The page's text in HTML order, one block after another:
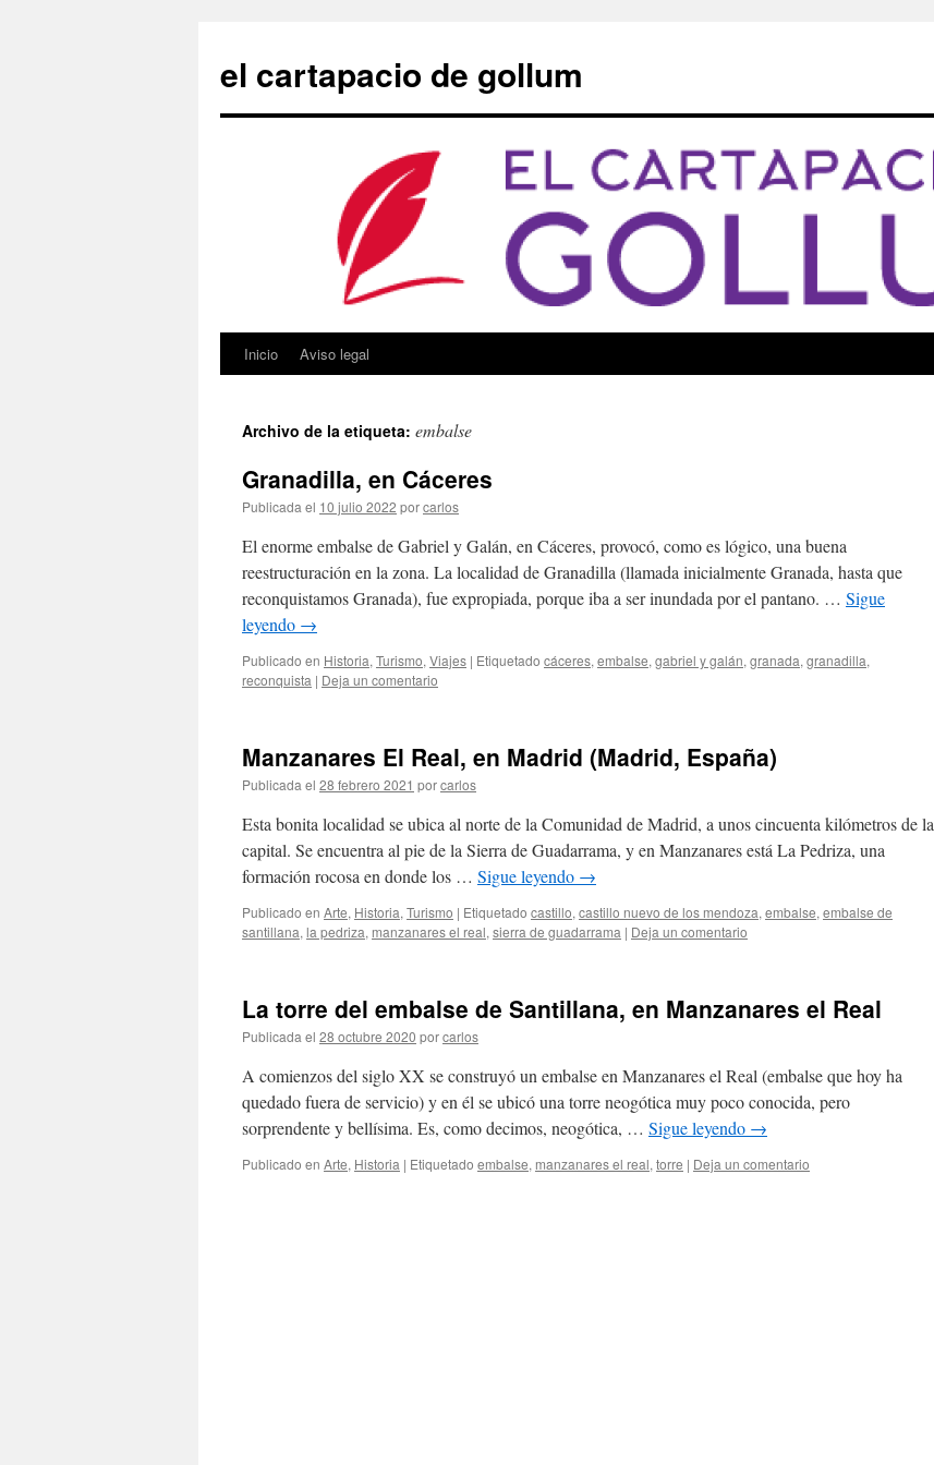
contenido
el cartapacio de gollum
Inicio Aviso legal
Archivo de la etiqueta: embalse
Granadilla, en Cáceres
Publicada el 10 julio 2022 porcarlos
El enorme embalse de Gabriel y Galán, en Cáceres, provocó, como es lógico, una buena
reestructuración en la zona. La localidad de Granadilla (llamada inicialmente Granada, hasta que
reconquistamos Granada), fue expropiada, porque iba a ser inundada por el pantano. … Sigue
leyendo →
Publicado en Historia, Turismo, Viajes | Etiquetado cáceres, embalse, gabriel y galán, granada, granadilla,
reconquista | Deja un comentario
Manzanares El Real, en Madrid (Madrid, España)
Publicada el 28 febrero 2021 porcarlos
Esta bonita localidad se ubica al norte de la Comunidad de Madrid, a unos cincuenta kilómetros de la
capital. Se encuentra al pie de la Sierra de Guadarrama, y en Manzanares está La Pedriza, una
formación rocosa en donde los … Sigue leyendo →
Publicado en Arte, Historia, Turismo | Etiquetado castillo, castillo nuevo de los mendoza, embalse, embalse de
santillana, la pedriza, manzanares el real, sierra de guadarrama | Deja un comentario
La torre del embalse de Santillana, en Manzanares el Real
Publicada el 28 octubre 2020 porcarlos
A comienzos del siglo XX se construyó un embalse en Manzanares el Real (embalse que hoy ha
quedado fuera de servicio) y en él se ubicó una torre neogótica muy poco conocida, pero
sorprendente y bellísima. Es, como decimos, neogótica, … Sigue leyendo →
Publicado en Arte, Historia | Etiquetado embalse, manzanares el real, torre | Deja un comentario